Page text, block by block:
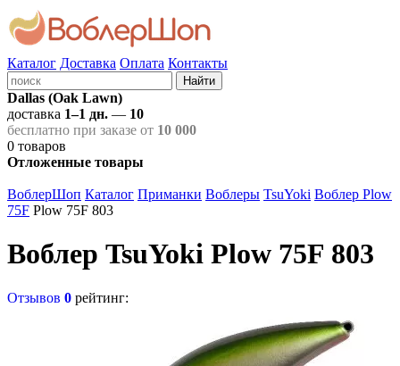
Каталог Доставка Оплата Контакты
Найти
Dallas (Oak Lawn)
доставка 1–1 дн. — 10
бесплатно при заказе от 10 000
0 товаров
Отложенные товары
ВоблерШоп Каталог Приманки Воблеры TsuYoki Воблер Plow
75F Plow 75F 803
Воблер TsuYoki Plow 75F 803
Отзывов 0 рейтинг: